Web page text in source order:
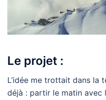
Le projet :
L’idée me trottait dans la
déjà : partir le matin avec